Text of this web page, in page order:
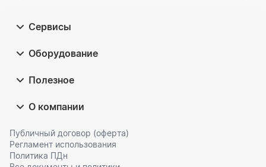
Сервисы
Оборудование
Полезное
О компании
Публичный договор (оферта)
Регламент использования
Политика ПДн